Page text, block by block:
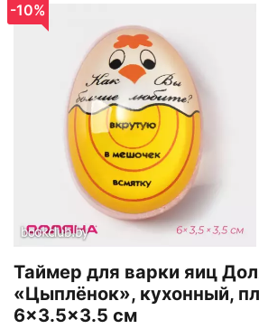
-10%
Таймер для варки яиц
«Цыплёнок», кухонный,
6×3.5×3.5 см